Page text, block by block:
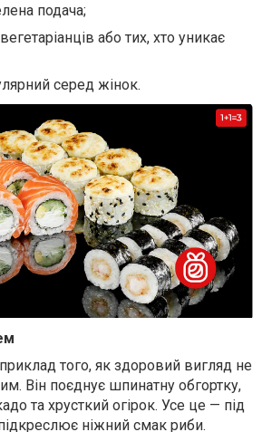
подача;
або тих, хто уникає
серед жінок.
того, як здоровий вигляд не
Він поєднує шпинатну обгортку,
та хрусткий огірок. Усе це — під
ніжний смак риби.